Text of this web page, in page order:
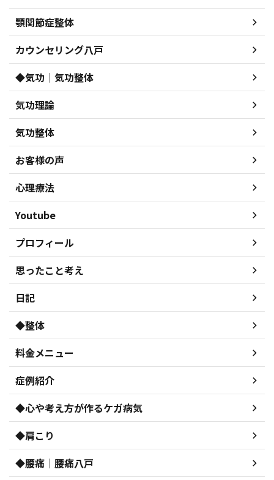
顎関節症整体
カウンセリング八戸
◆気功｜気功整体
気功理論
気功整体
お客様の声
心理療法
Youtube
プロフィール
思ったこと考え
日記
◆整体
料金メニュー
症例紹介
◆心や考え方が作るケガ病気
◆肩こり
◆腰痛｜腰痛八戸